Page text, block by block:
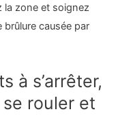
la zone et soignez
brûlure causée par
à s’arrêter,
rouler et